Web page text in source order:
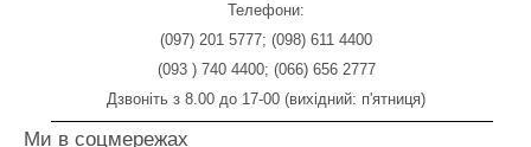
Телефони:
(097) 201 5777;(098) 611 4400
(093 ) 740 4400; (066) 656 2777
Дзвоніть з 8.00 до 17-00 (вихідний: п'ятниця)
Ми в соцмережах